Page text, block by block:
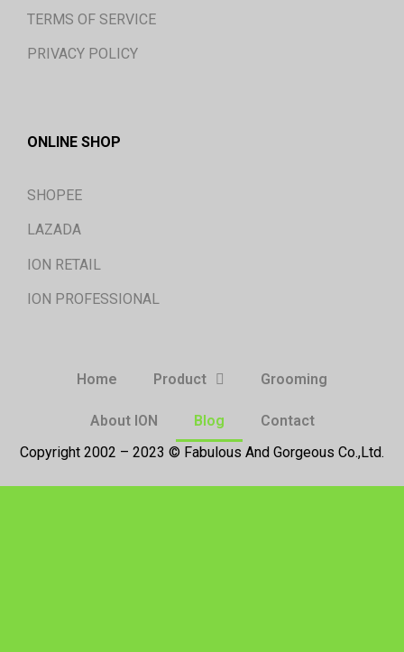
TERMS OF SERVICE
PRIVACY POLICY
ONLINE SHOP
SHOPEE
LAZADA
ION RETAIL
ION PROFESSIONAL
Home Product Grooming
About ION Blog
Contact
Copyright 2002 – 2023 © Fabulous And Gorgeous Co.,Ltd.